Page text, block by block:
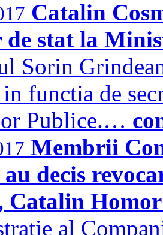
Catalin
de stat la
Sorin
functia de
Publice.…
Membrii
decis
Catalin
al